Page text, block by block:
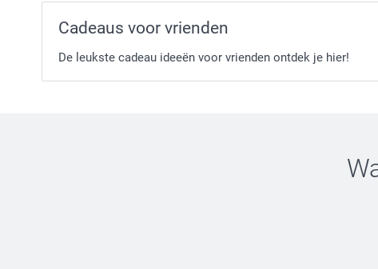
Cadeaus voor vrienden
De leukste cadeau ideeën voor vrienden ontdek je hier!